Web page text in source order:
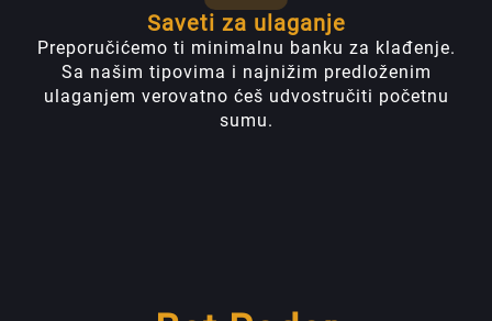
Saveti za ulaganje
Preporučićemo ti minimalnu banku za klađenje.
Sa našim tipovima i najnižim predloženim
ulaganjem verovatno ćeš udvostručiti početnu
sumu.